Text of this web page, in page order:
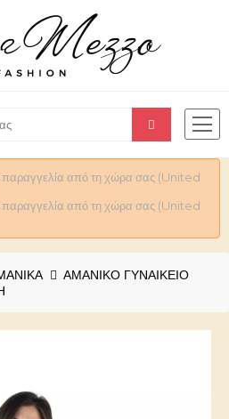
παραγγελία από τη χώρα σας (United
παραγγελία από τη χώρα σας (United
ΑΜΆΝΙΚΟ ΓΥΝΑΙΚΕΊΟ